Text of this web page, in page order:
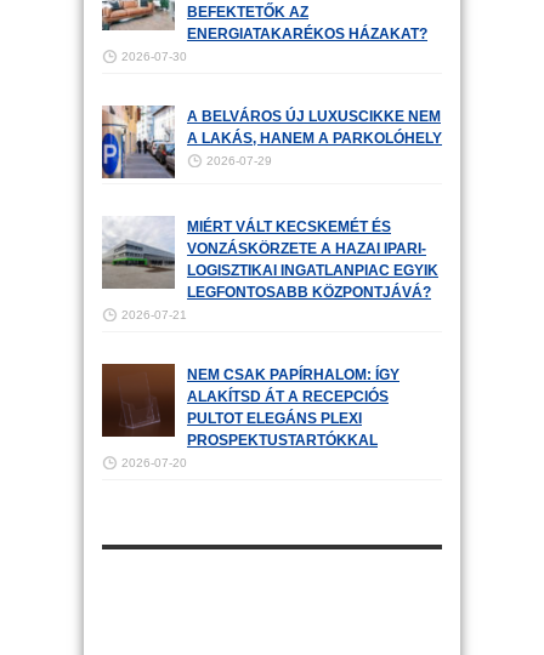
BEFEKTETŐK AZ
ENERGIATAKARÉKOS HÁZAKAT?
2026-07-30
A BELVÁROS ÚJ LUXUSCIKKE NEM
A LAKÁS, HANEM A PARKOLÓHELY
2026-07-29
MIÉRT VÁLT KECSKEMÉT ÉS
VONZÁSKÖRZETE A HAZAI IPARI-
LOGISZTIKAI INGATLANPIAC EGYIK
LEGFONTOSABB KÖZPONTJÁVÁ?
2026-07-21
NEM CSAK PAPÍRHALOM: ÍGY
ALAKÍTSD ÁT A RECEPCIÓS
PULTOT ELEGÁNS PLEXI
PROSPEKTUSTARTÓKKAL
2026-07-20